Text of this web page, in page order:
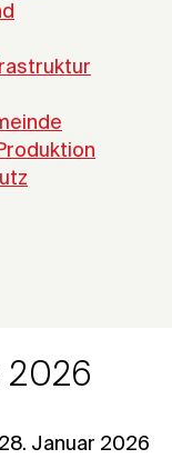
2026
28. Januar 2026